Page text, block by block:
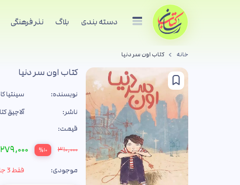
دسته بندی بلاگ نذر فرهنگی
خانه کتاب اون سر دنیا
کتاب اون سر دنیا
نویسنده: سینتیا
ناشر:
آلاچیق
قیمت:
۳۱۰,۰۰۰ %۱۰ ۲۷۹,۰۰۰
موجودی: فقط 3 جلد